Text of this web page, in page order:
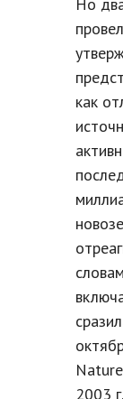
как
2003